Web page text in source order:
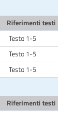
Riferimenti testi
Testo 1-5
Testo 1-5
Testo 1-5
Riferimenti testi